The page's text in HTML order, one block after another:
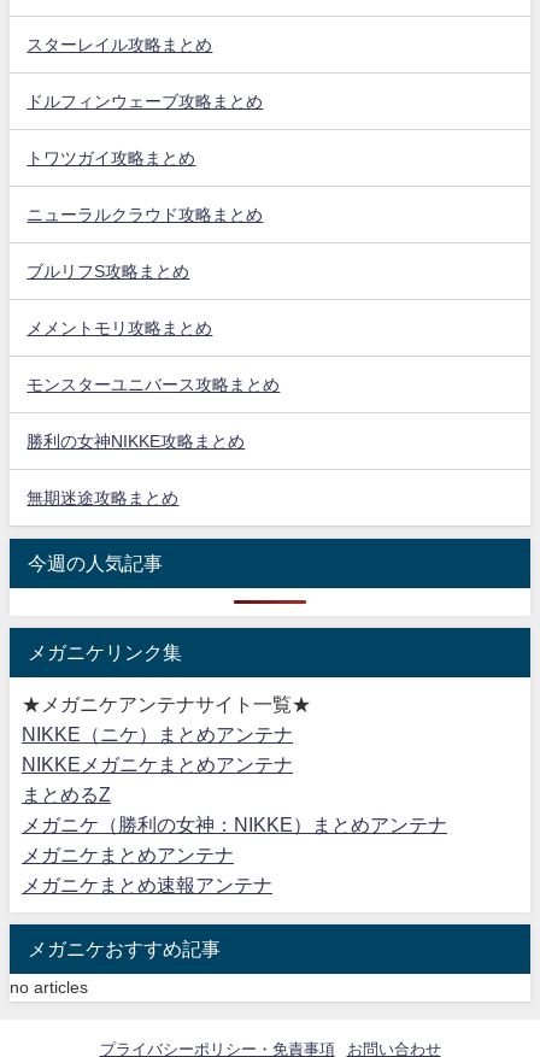
スターレイル攻略まとめ
ドルフィンウェーブ攻略まとめ
トワツガイ攻略まとめ
ニューラルクラウド攻略まとめ
ブルリフS攻略まとめ
メメントモリ攻略まとめ
モンスターユニバース攻略まとめ
勝利の女神NIKKE攻略まとめ
無期迷途攻略まとめ
今週の人気記事
メガニケリンク集
★メガニケアンテナサイト一覧★
NIKKE（ニケ）まとめアンテナ
NIKKEメガニケまとめアンテナ
まとめるZ
メガニケ（勝利の女神：NIKKE）まとめアンテナ
メガニケまとめアンテナ
メガニケまとめ速報アンテナ
メガニケおすすめ記事
no articles
プライバシーポリシー・免責事項 お問い合わせ